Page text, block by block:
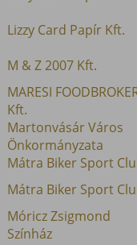
Lizzy Card Papír Kft.
M & Z 2007 Kft.
MARESI
Kft.
Martonvásár Város
Önkormányzata
Mátra Biker Sport
Mátra Biker Sport
Móricz Zsigmond
Színház